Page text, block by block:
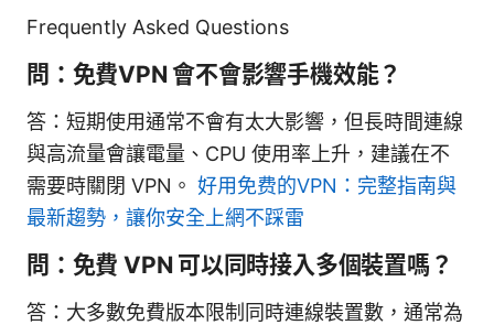
Frequently Asked Questions
問：免費VPN 會不會影響手機效能？
答：短期使用通常不會有太大影響，但長時間連線
與高流量會讓電量、CPU 使用率上升，建議在不
需要時關閉 VPN。 好用免费的VPN：完整指南與
最新趨勢，讓你安全上網不踩雷
問：免費 VPN 可以同時接入多個裝置嗎？
答：大多數免費版本限制同時連線裝置數，通常為